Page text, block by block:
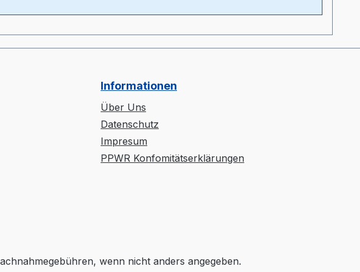
Informationen
Über Uns
Datenschutz
Impresum
PPWR Konfomitätserklärungen
wenn nicht anders angegeben.